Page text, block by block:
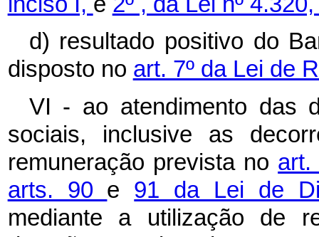
d) resultado positivo do
disposto no art. 7º da Lei de
VI - ao atendimento das
sociais, inclusive as
remuneração prevista no
arts. 90 e 91 da Lei de
mediante a utilização de